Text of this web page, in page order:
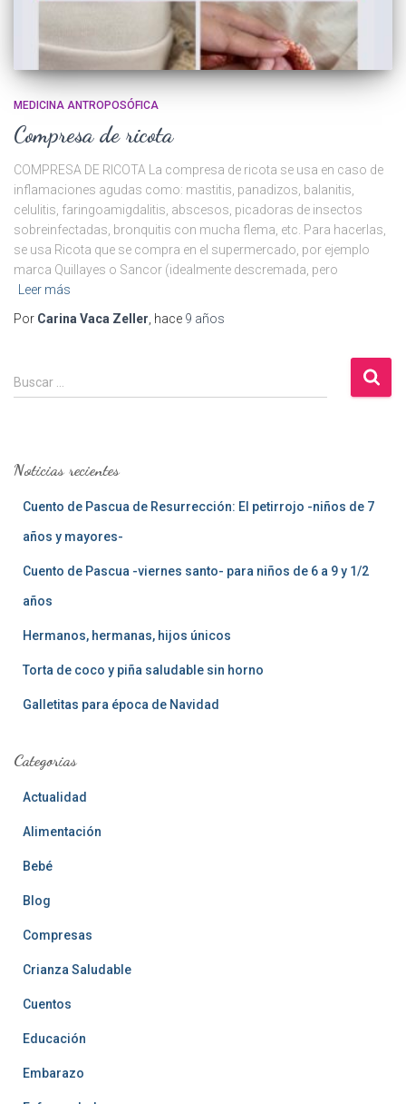
MEDICINA ANTROPOSÓFICA
Compresa de ricota
COMPRESA DE RICOTA La compresa de ricota se usa en caso de
inflamaciones agudas como: mastitis, panadizos, balanitis,
celulitis, faringoamigdalitis, abscesos, picadoras de insectos
sobreinfectadas, bronquitis con mucha flema, etc. Para hacerlas,
se usa Ricota que se compra en el supermercado, por ejemplo
marca Quillayes o Sancor (idealmente descremada, pero
Leer más
Por Carina Vaca Zeller , hace 9 años
B
u
r
Buscar …
Noticias recientes
Cuento de Pascua de Resurrección: El petirrojo -niños de 7
años y mayores-
Cuento de Pascua -viernes santo- para niños de 6 a 9 y 1/2
años
Hermanos, hermanas, hijos únicos
Torta de coco y piña saludable sin horno
Galletitas para época de Navidad
Categorias
Actualidad
Alimentación
Bebé
Blog
Compresas
Crianza Saludable
Cuentos
Educación
Embarazo